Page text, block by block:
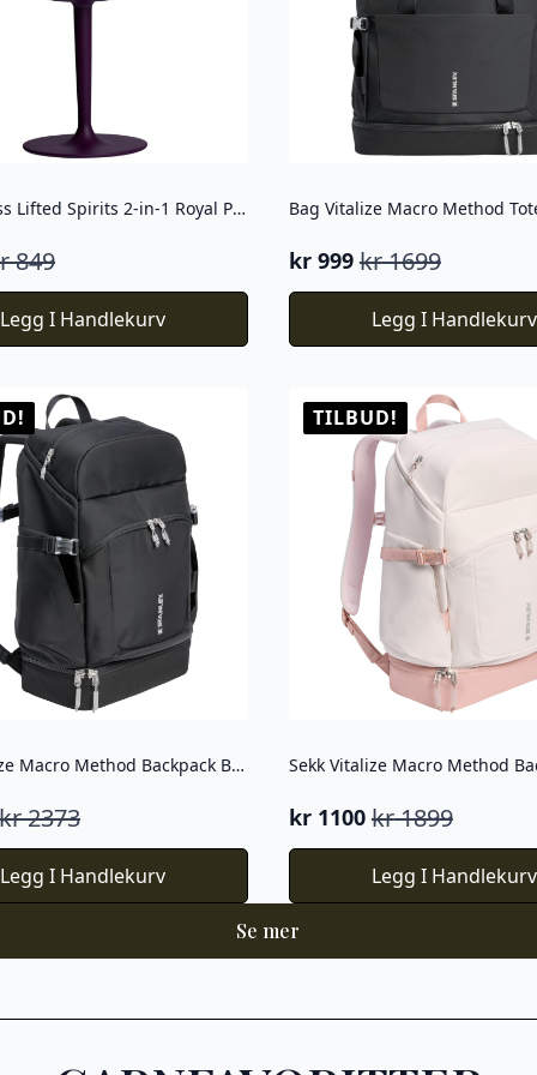
Coktailglass Lifted Spirits 2-in-1 Royal Purple Haze 0,42 L
849
Legg I Handlekurv
kr1699
Opprinnelig
pris
kr 1699.
kr999
Nåværende
pris
kr 999.
Legg I Handlekurv
Sekk Vitalize Macro Method Backpack Black 29,2L
kr2373
Legg I Handlekurv
TILBUD!
kr1899
Opprinnelig
pris
kr 1899.
kr1100
Nåværende
pris
kr 1100.
Legg I Handlekurv
Se mer